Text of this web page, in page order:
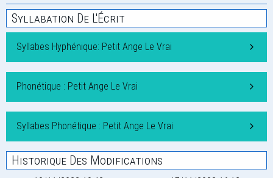
Syllabation De L'Écrit
Syllabes Hyphénique: Petit Ange Le Vrai
Phonétique : Petit Ange Le Vrai
Syllabes Phonétique : Petit Ange Le Vrai
Historique Des Modifications